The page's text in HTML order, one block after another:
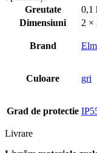
Greutate
0,1
Dimensiuni
2 ×
Brand
Culoare gri
Grad de protectie
Livrare